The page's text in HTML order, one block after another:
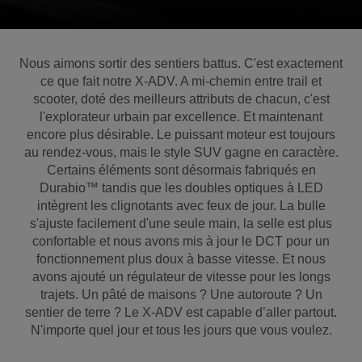
Nous aimons sortir des sentiers battus. C'est exactement
ce que fait notre X-ADV. A mi-chemin entre trail et
scooter, doté des meilleurs attributs de chacun, c'est
l'explorateur urbain par excellence. Et maintenant
encore plus désirable. Le puissant moteur est toujours
au rendez-vous, mais le style SUV gagne en caractère.
Certains éléments sont désormais fabriqués en
Durabio™ tandis que les doubles optiques à LED
intègrent les clignotants avec feux de jour. La bulle
s'ajuste facilement d'une seule main, la selle est plus
confortable et nous avons mis à jour le DCT pour un
fonctionnement plus doux à basse vitesse. Et nous
avons ajouté un régulateur de vitesse pour les longs
trajets. Un pâté de maisons ? Une autoroute ? Un
sentier de terre ? Le X-ADV est capable d’aller partout.
N'importe quel jour et tous les jours que vous voulez.